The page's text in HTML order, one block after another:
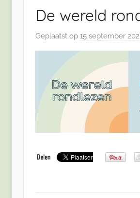
De wereld
Geplaatst op 15 september